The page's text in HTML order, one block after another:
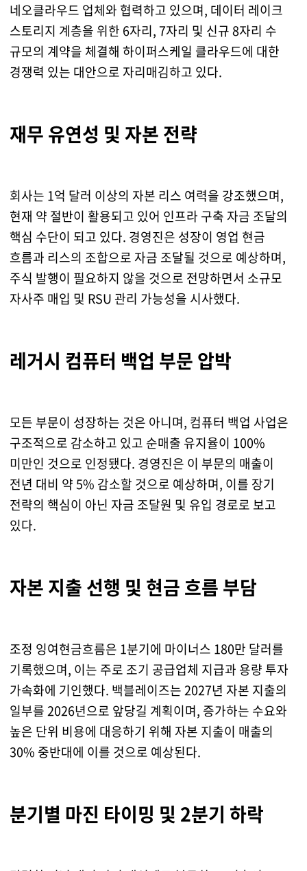
네오클라우드 업체와 협력하고 있으며, 데이터 레이크
스토리지 계층을 위한 6자리, 7자리 및 신규 8자리 수
규모의 계약을 체결해 하이퍼스케일 클라우드에 대한
경쟁력 있는 대안으로 자리매김하고 있다.
재무 유연성 및 자본 전략
회사는 1억 달러 이상의 자본 리스 여력을 강조했으며,
현재 약 절반이 활용되고 있어 인프라 구축 자금 조달의
핵심 수단이 되고 있다. 경영진은 성장이 영업 현금
흐름과 리스의 조합으로 자금 조달될 것으로 예상하며,
주식 발행이 필요하지 않을 것으로 전망하면서 소규모
자사주 매입 및 RSU 관리 가능성을 시사했다.
레거시 컴퓨터 백업 부문 압박
모든 부문이 성장하는 것은 아니며, 컴퓨터 백업 사업은
구조적으로 감소하고 있고 순매출 유지율이 100%
미만인 것으로 인정됐다. 경영진은 이 부문의 매출이
전년 대비 약 5% 감소할 것으로 예상하며, 이를 장기
전략의 핵심이 아닌 자금 조달원 및 유입 경로로 보고
있다.
자본 지출 선행 및 현금 흐름 부담
조정 잉여현금흐름은 1분기에 마이너스 180만 달러를
기록했으며, 이는 주로 조기 공급업체 지급과 용량 투자
가속화에 기인했다. 백블레이즈는 2027년 자본 지출의
일부를 2026년으로 앞당길 계획이며, 증가하는 수요와
높은 단위 비용에 대응하기 위해 자본 지출이 매출의
30% 중반대에 이를 것으로 예상된다.
분기별 마진 타이밍 및 2분기 하락